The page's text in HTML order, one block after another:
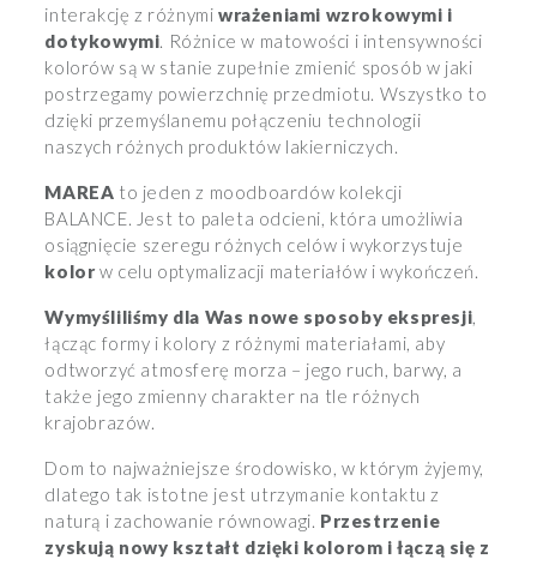
interakcję z różnymi wrażeniami wzrokowymi i
dotykowymi. Różnice w matowości i intensywności
kolorów są w stanie zupełnie zmienić sposób w jaki
postrzegamy powierzchnię przedmiotu. Wszystko to
dzięki przemyślanemu połączeniu technologii
naszych różnych produktów lakierniczych.
MAREA to jeden z moodboardów kolekcji
BALANCE. Jest to paleta odcieni, która umożliwia
osiągnięcie szeregu różnych celów i wykorzystuje
kolor w celu optymalizacji materiałów i wykończeń.
Wymyśliliśmy dla Was nowe sposoby ekspresji,
łącząc formy i kolory z różnymi materiałami, aby
odtworzyć atmosferę morza – jego ruch, barwy, a
także jego zmienny charakter na tle różnych
krajobrazów.
Dom to najważniejsze środowisko, w którym żyjemy,
dlatego tak istotne jest utrzymanie kontaktu z
naturą i zachowanie równowagi. Przestrzenie
zyskują nowy kształt dzięki kolorom i łączą się z